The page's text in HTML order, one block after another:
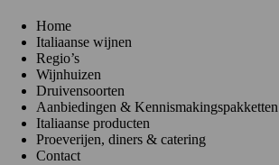
Home
Italiaanse wijnen
Regio’s
Wijnhuizen
Druivensoorten
Aanbiedingen & Kennismakingspakketten
Italiaanse producten
Proeverijen, diners & catering
Contact